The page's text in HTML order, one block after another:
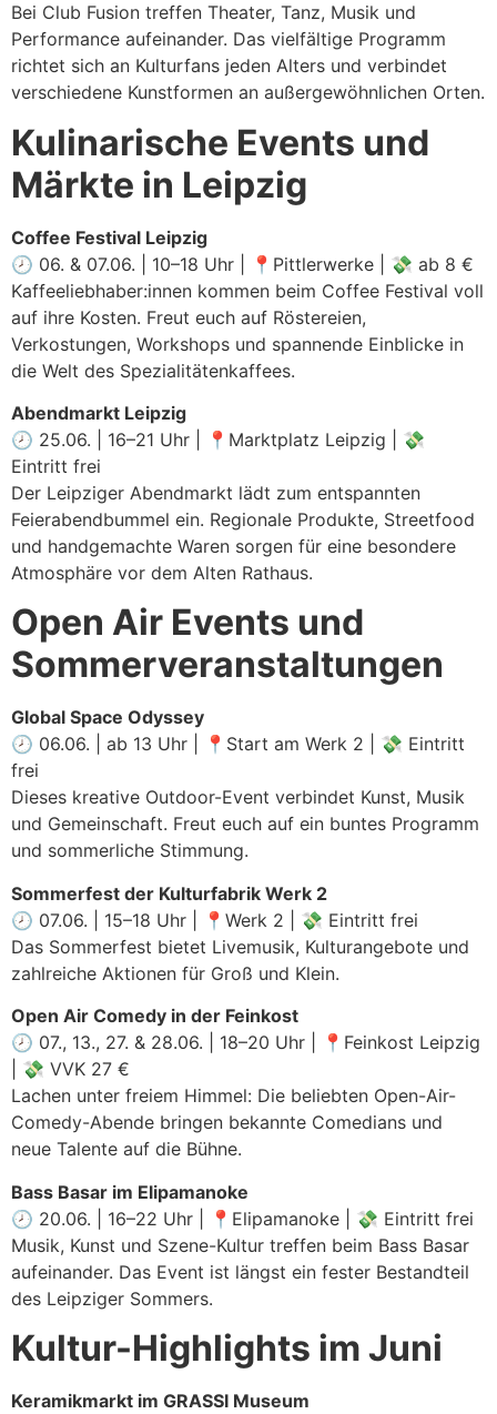
Bei Club Fusion treffen Theater, Tanz, Musik und
Performance aufeinander. Das vielfältige Programm
richtet sich an Kulturfans jeden Alters und verbindet
verschiedene Kunstformen an außergewöhnlichen Orten.
Kulinarische Events und
Märkte in Leipzig
Coffee Festival Leipzig
🕗 06. & 07.06. | 10–18 Uhr | 📍Pittlerwerke | 💸 ab 8 €
Kaffeeliebhaber:innen kommen beim Coffee Festival voll
auf ihre Kosten. Freut euch auf Röstereien,
Verkostungen, Workshops und spannende Einblicke in
die Welt des Spezialitätenkaffees.
Abendmarkt Leipzig
🕗 25.06. | 16–21 Uhr | 📍Marktplatz Leipzig | 💸
Eintritt frei
Der Leipziger Abendmarkt lädt zum entspannten
Feierabendbummel ein. Regionale Produkte, Streetfood
und handgemachte Waren sorgen für eine besondere
Atmosphäre vor dem Alten Rathaus.
Open Air Events und
Sommerveranstaltungen
Global Space Odyssey
🕗 06.06. | ab 13 Uhr | 📍Start am Werk 2 | 💸 Eintritt
frei
Dieses kreative Outdoor-Event verbindet Kunst, Musik
und Gemeinschaft. Freut euch auf ein buntes Programm
und sommerliche Stimmung.
Sommerfest der Kulturfabrik Werk 2
🕗 07.06. | 15–18 Uhr | 📍Werk 2 | 💸 Eintritt frei
Das Sommerfest bietet Livemusik, Kulturangebote und
zahlreiche Aktionen für Groß und Klein.
Open Air Comedy in der Feinkost
🕗 07., 13., 27. & 28.06. | 18–20 Uhr | 📍Feinkost Leipzig
| 💸 VVK 27 €
Lachen unter freiem Himmel: Die beliebten Open-Air-
Comedy-Abende bringen bekannte Comedians und
neue Talente auf die Bühne.
Bass Basar im Elipamanoke
🕗 20.06. | 16–22 Uhr | 📍Elipamanoke | 💸 Eintritt frei
Musik, Kunst und Szene-Kultur treffen beim Bass Basar
aufeinander. Das Event ist längst ein fester Bestandteil
des Leipziger Sommers.
Kultur-Highlights im Juni
Keramikmarkt im GRASSI Museum